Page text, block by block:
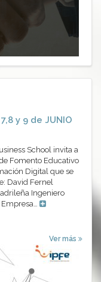
y 9 de JUNIO
School invita a
Fomento Educativo
Digital que se
David Fernel
Ingeniero
Ver más